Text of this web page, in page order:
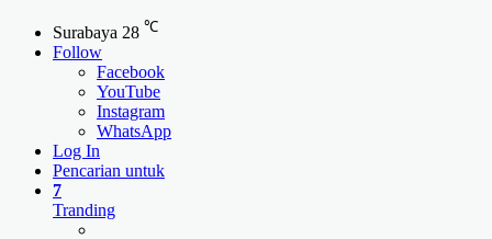
Surabaya 28 ℃
Follow
Facebook
YouTube
Instagram
WhatsApp
Log In
Pencarian untuk
7
Tranding